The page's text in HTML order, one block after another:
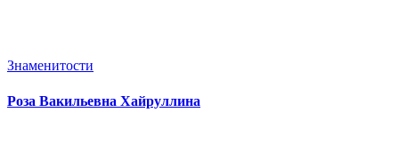
Знаменитости
Роза Вакильевна Хайруллина